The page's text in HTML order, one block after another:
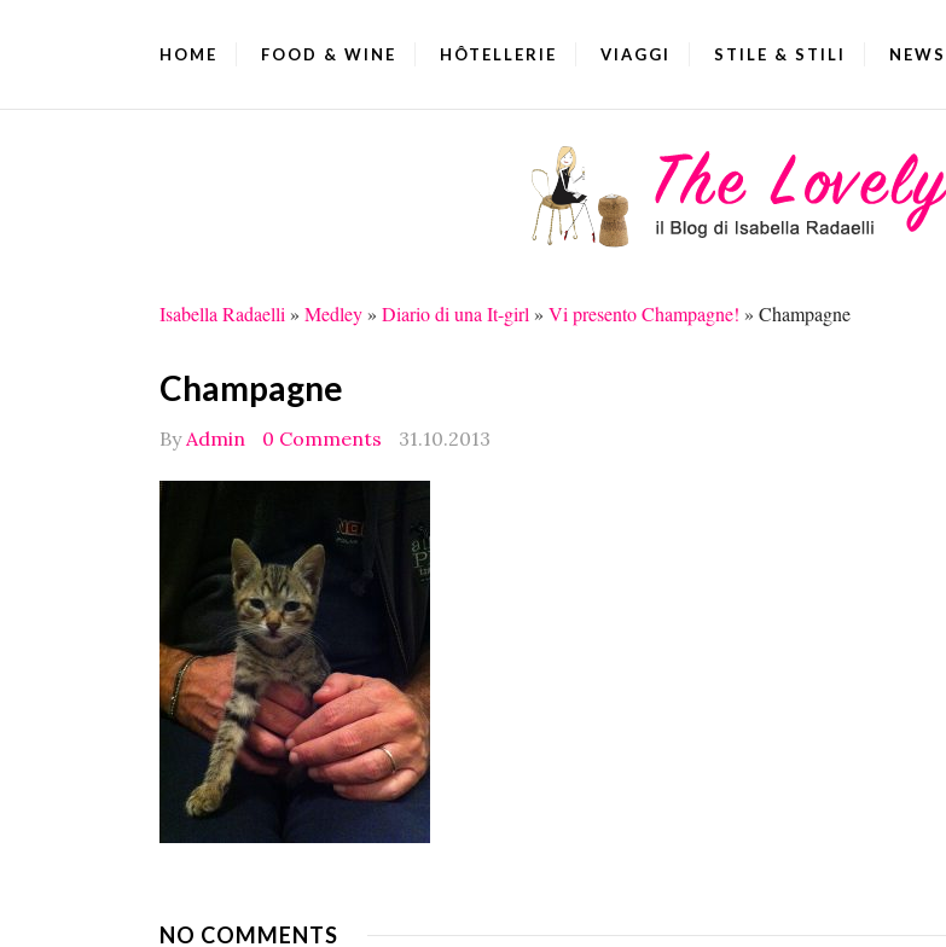
HOME FOOD & WINE HÔTELLERIE VIAGGI STILE & STILI NEWS
Isabella Radaelli » Medley» Diario di una It-girl » Vi presento Champagne! » Champagne
Champagne
ByAdmin 0 Comments 31.10.2013
NO COMMENTS